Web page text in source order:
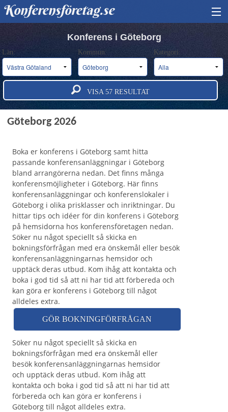
Konferensföretag.se
HITTA KONFERENS
BOKA KONFERENS
OM OSS
ANNONSERA
Konferens i Göteborg
Län: Kommun: Kategori:
VISA57 RESULTAT
Konferens och konferensanläggningar i
Göteborg 2026
Boka er konferens i Göteborg samt hitta
passande konferensanläggningar i Göteborg
bland arrangörerna nedan. Det finns många
konferensmöjligheter i Göteborg. Här finns
konferensanläggningar och konferenslokaler i
Göteborg i olika prisklasser och inriktningar. Du
hittar tips och idéer för din konferens i Göteborg
på hemsidorna hos konferensföretagen nedan.
Söker nu något speciellt så skicka en
bokningsförfrågan med era önskemål eller besök
konferensanläggningarnas hemsidor och
upptäck deras utbud. Kom ihåg att kontakta och
boka i god tid så att ni har tid att förbereda och
kan göra er konferens i Göteborg till något
alldeles extra.
GÖR BOKNINGFÖRFRÅGAN
Söker nu något speciellt så skicka en
bokningsförfrågan med era önskemål eller
besök konferensanläggningarnas hemsidor
och upptäck deras utbud. Kom ihåg att
kontakta och boka i god tid så att ni har tid att
förbereda och kan göra er konferens i
Göteborg till något alldeles extra.